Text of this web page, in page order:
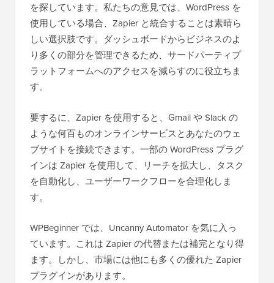
を探しています。私たちの意見では、WordPress を
使用している場合、Zapier と統合することは素晴ら
しい選択肢です。ダッシュボードからビジネスのよ
り多くの部分を管理できるため、サードパーティプ
ラットフォームへのアクセスを減らすのに役立ちま
す。
要するに、Zapier を使用すると、Gmail や Slack の
ような何百ものオンラインサービスとあなたのウェ
ブサイトを接続できます。一部の WordPress プラグ
インは Zapier を使用して、リーチを拡大し、タスク
を自動化し、ユーザーワークフローを合理化しま
す。
WPBeginner では、Uncanny Automator を気に入っ
ています。これは Zapier の代替または補完となり得
ます。しかし、市場には他にも多くの優れた Zapier
プラグインがあります。